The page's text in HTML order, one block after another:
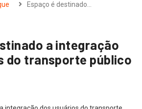
Espaço é destinado…
a integração
do transporte público